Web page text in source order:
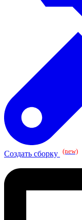
Создать сборку (new)